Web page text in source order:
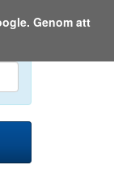
2026Genom att